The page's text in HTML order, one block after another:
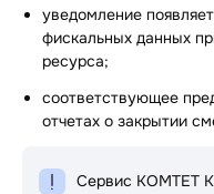
уведомление
фискальных данных
ресурса;
соответствующее
отчетах о закрытии
Сервис КОМТЕТ